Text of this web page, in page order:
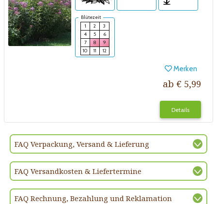
Blütezeit
1
2
3
4
5
6
7
8
9
10
11 12
Merken
ab € 5,99
Details
FAQ Verpackung, Versand & Lieferung
FAQ Versandkosten & Liefertermine
FAQ Rechnung, Bezahlung und Reklamation